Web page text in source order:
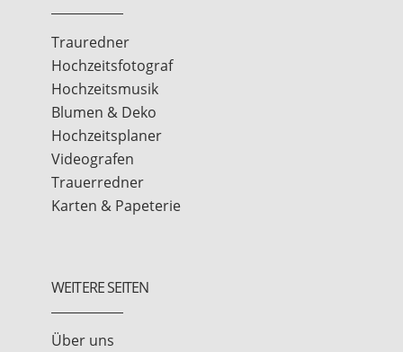
Trauredner
Hochzeitsfotograf
Hochzeitsmusik
Blumen & Deko
Hochzeitsplaner
Videografen
Trauerredner
Karten & Papeterie
WEITERE SEITEN
Über uns